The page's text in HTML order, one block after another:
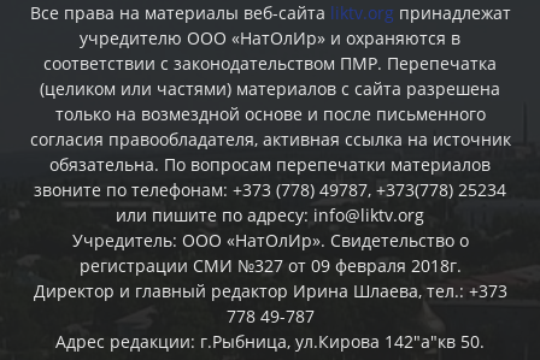
Все права на материалы веб-сайта liktv.org принадлежат
учредителю ООО «НатОлИр» и охраняются в
соответствии с законодательством ПМР. Перепечатка
(целиком или частями) материалов c сайта разрешена
только на возмездной основе и после письменного
согласия правообладателя, активная ссылка на источник
обязательна. По вопросам перепечатки материалов
звоните по телефонам: +373 (778) 49787, +373(778) 25234
или пишите по адресу: info@liktv.org
Учредитель: ООО «НатОлИр». Свидетельство о
регистрации СМИ №327 от 09 февраля 2018г.
Директор и главный редактор Ирина Шлаева, тел.: +373
778 49-787
Адрес редакции: г.Рыбница, ул.Кирова 142"а"кв 50.